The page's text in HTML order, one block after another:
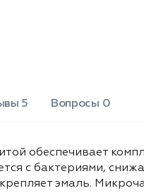
дважды в
и
5 Вопросы 0
обеспечивает
с бактериями,
эмаль.